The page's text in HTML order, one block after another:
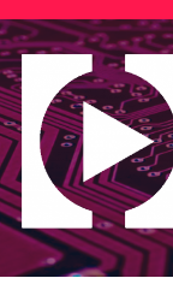
Saltar
al
contenido